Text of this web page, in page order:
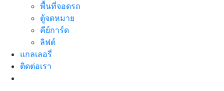
พื้นที่จอดรถ
ตู้จดหมาย
คีย์การ์ด
ลิฟต์
แกลเลอรี่
ติดต่อเรา